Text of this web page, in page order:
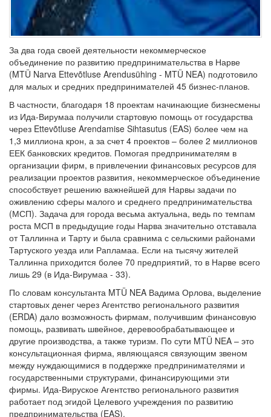
За два года своей деятельности некоммерческое
объединение по развитию предпринимательства в Нарве
(MTÜ Narva Ettevõtluse Arendusühing - MTÜ NEA) подготовило
для малых и средних предпринимателей 45 бизнес-планов.
В частности, благодаря 18 проектам начинающие бизнесмены
из Ида-Вирумаа получили стартовую помощь от государства
через Ettevõtluse Arendamise Sihtasutus (EAS) более чем на
1,3 миллиона крон, а за счет 4 проектов – более 2 миллионов
ЕЕК банковских кредитов. Помогая предпринимателям в
организации фирм, в привлечении финансовых ресурсов для
реализации проектов развития, некоммерческое объединение
способствует решению важнейшей для Нарвы задачи по
оживлению сферы малого и среднего предпринимательства
(МСП). Задача для города весьма актуальна, ведь по темпам
роста МСП в предыдущие годы Нарва значительно отставала
от Таллинна и Тарту и была сравнима с сельскими районами
Тартуского уезда или Рапламаа. Если на тысячу жителей
Таллинна приходится более 70 предприятий, то в Нарве всего
лишь 29 (в Ида-Вирумаа - 33).
По словам консультанта MTÜ NEA Вадима Орлова, выделение
стартовых денег через Агентство регионального развития
(ERDA) дало возможность фирмам, получившим финансовую
помощь, развивать швейное, деревообрабатывающее и
другие производства, а также туризм. По сути MTÜ NEA – это
консультационная фирма, являющаяся связующим звеном
между нуждающимися в поддержке предпринимателями и
государственными структурами, финансирующими эти
фирмы. Ида-Вируское Агентство регионального развития
работает под эгидой Целевого учреждения по развитию
предпринимательства (EAS).